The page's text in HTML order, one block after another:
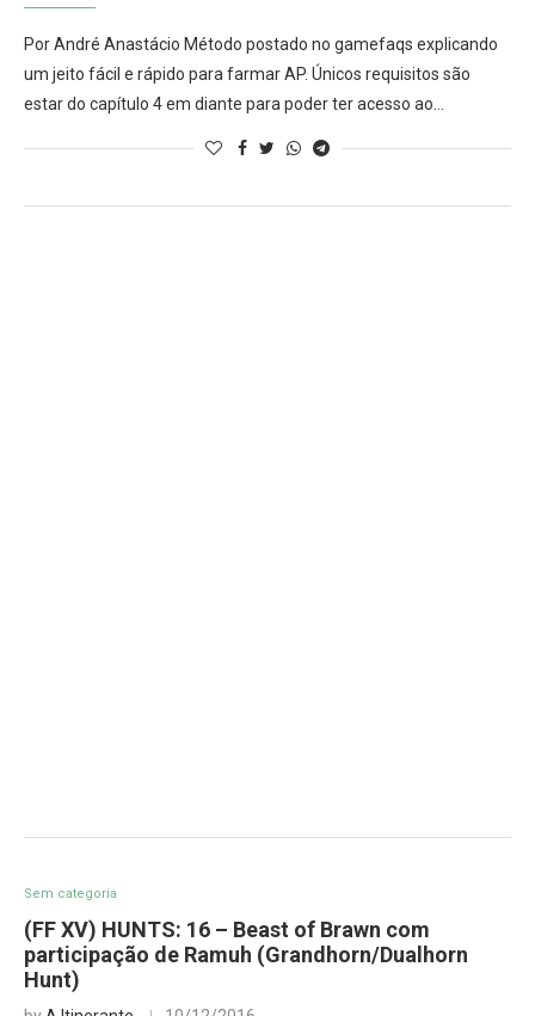
Por André Anastácio Método postado no gamefaqs explicando
um jeito fácil e rápido para farmar AP. Únicos requisitos são
estar do capítulo 4 em diante para poder ter acesso ao…
Sem categoria
(FF XV) HUNTS: 16 – Beast of Brawn com
participação de Ramuh (Grandhorn/Dualhorn
Hunt)